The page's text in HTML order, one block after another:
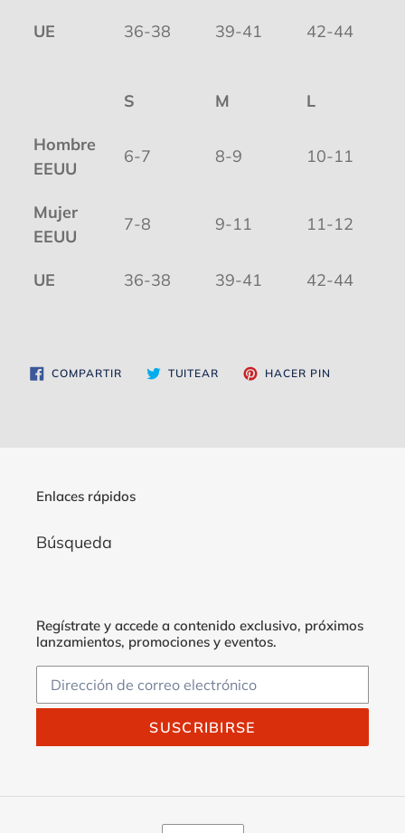
UE 36-38 39-41 42-44
S M L
Hombre
EEUU
6-7 8-9 10-11
Mujer
EEUU
7-8 9-11 11-12
UE 36-38 39-41 42-44
COMPARTIRCOMPARTIR
EN
TUITEAR TUITEARHACER PIN
Enlaces rápidos
Búsqueda
Regístrate y accede a contenido exclusivo, próximos
lanzamientos, promociones y eventos.
SUSCRIBIRSE